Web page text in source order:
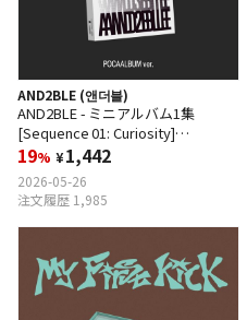
AND2BLE (앤더블)
AND2BLE - ミニアルバム1集
[Sequence 01: Curiosity]
(POCAALBUM Ver.)
19% ¥1,442
2026-05-26
注文履歴 1,985